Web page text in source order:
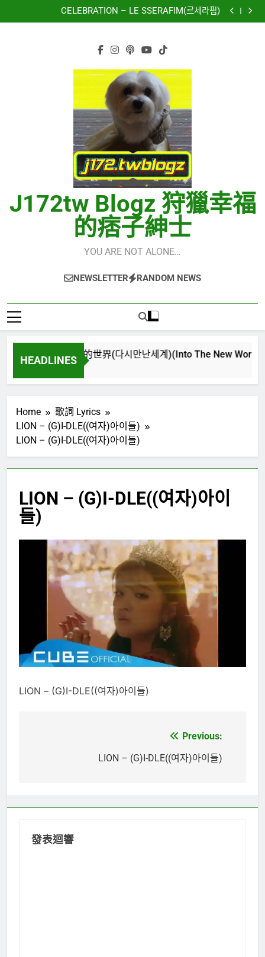
to
少女時代(소녀시대)(Girls’ Generation)
CELEBRATION – LE SSERAFIM(르세라핌)
Hermes One Quick Start Guide using OpenRouter Free
再次重逢的世界(다시만난세계)(Into The New World) –
少女時代(소녀시대)(Girls’ Generation)
CELEBRATION – LE SSERAFIM(르세라핌)
Models & Telegram Integration
虹 – 菅田将暉
J172tw Blogz 狩獵幸福
的痞子紳士
YOU ARE NOT ALONE…
NEWSLETTER RANDOM NEWS
HEADLINES
再次重逢的世界(다시만난세계)(Into The New World)
Home
歌詞 Lyrics
LION – (G)I-DLE((여자)아이들)
LION – (G)I-DLE((여자)아이들)
LION – (G)I-DLE((여자)아이
들)
LION – (G)I-DLE((여자)아이들)
覽
Previous:
LION – (G)I-DLE((여자)아이들)
發表迴響